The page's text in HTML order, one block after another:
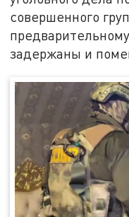
совершенного
задержаны и